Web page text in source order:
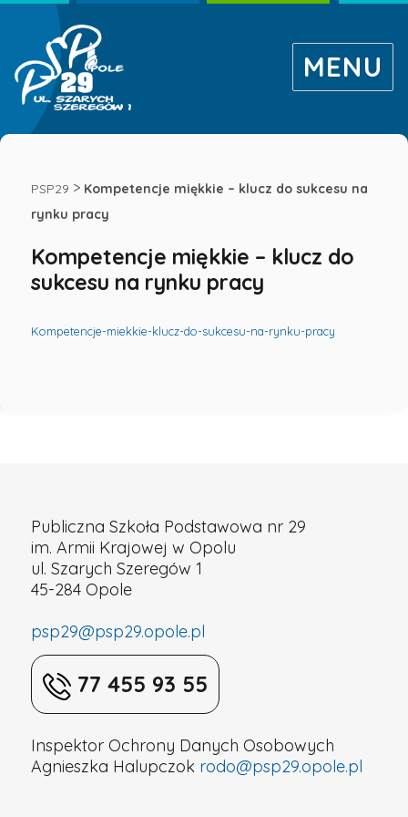
Kompetencje
miękkie
klucz
do
pracy
Publiczna
Szkoła
Podstawowa
MENU
PSP29 > Kompetencje miękkie – klucz do sukcesu na
rynku pracy
Kompetencje miękkie – klucz do
sukcesu na rynku pracy
Kompetencje-miekkie-klucz-do-sukcesu-na-rynku-pracy
Publiczna Szkoła Podstawowa nr 29
im. Armii Krajowej w Opolu
ul. Szarych Szeregów 1
45-284 Opole
psp29@psp29.opole.pl
77 455 93 55
Inspektor Ochrony Danych Osobowych
Agnieszka Halupczok rodo@psp29.opole.pl